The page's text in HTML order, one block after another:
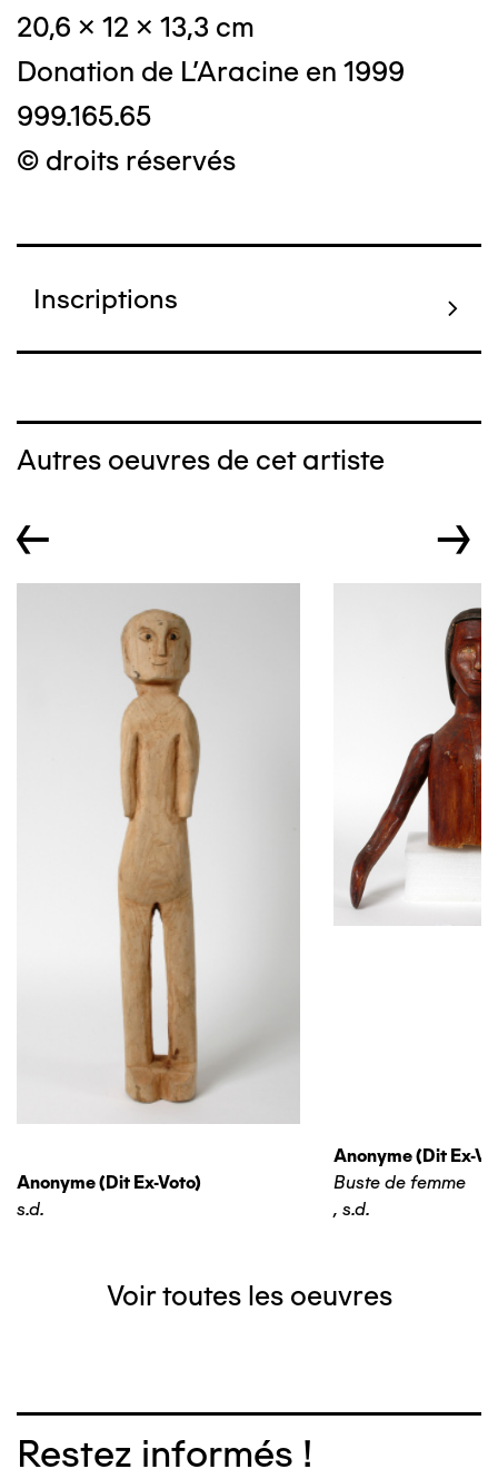
20,6 x 12 x 13,3 cm
Donation de L'Aracine en 1999
999.165.65
© droits réservés
Inscriptions
Autres oeuvres de cet artiste
← →
Anonyme (dit Ex-Voto)
s.d.
Anonyme (dit Ex-
Buste de femme
, s.d.
Voir toutes les oeuvres
Restez informés !